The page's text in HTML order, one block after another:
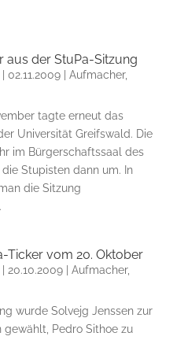
aus der StuPa-Sitzung
02.11.2009| Aufmacher,
tagte erneut das
Universität Greifswald. Die
im Bürgerschaftssaal des
Stupisten dann um. In
die Sitzung
Ticker vom 20. Oktober
20.10.2009| Aufmacher,
wurde Solvejg Jenssen zur
gewählt, Pedro Sithoe zu